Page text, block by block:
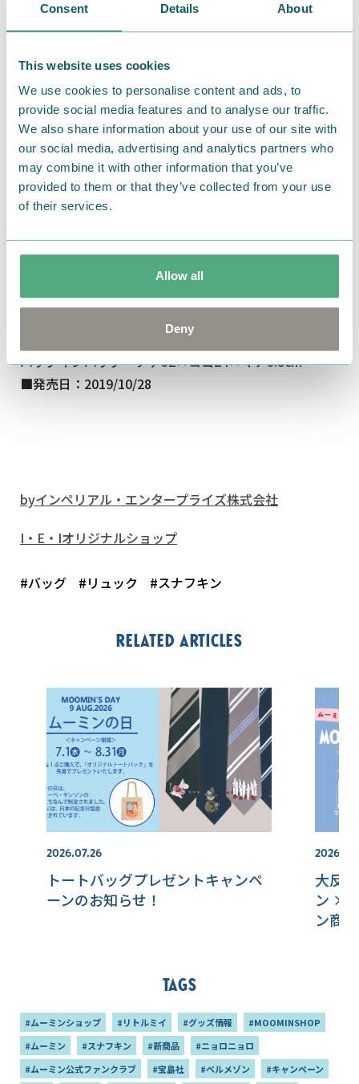
Consent Details About
This website uses cookies
We use cookies to personalise content and ads, to
provide social media features and to analyse our traffic.
We also share information about your use of our site with
our social media, advertising and analytics partners who
may combine it with other information that you’ve
provided to them or that they’ve collected from your use
of their services.
Allow all
Deny
■商品名：MOOMIN スナフキン 旅人のリュックサ
ック
■サイズ：バッグ タテ44×ヨコ29×マチ16cm
バッグインバッグ タテ32×ヨコ24×マチ9.5cm
■発売日：2019/10/28
byインペリアル・エンタープライズ株式会社
I・E・Iオリジナルショップ
#バッグ #リュック #スナフキン
Related articles
2026.07.26
トートバッグプレゼントキャンペ
ーンのお知らせ！
大反
ン ×
ン商
Tags
#ムーミンショップ #リトルミイ #グッズ情報
#MOOMINSHOP
#ムーミン
#スナフキン #新商品
#ニョロニョロ
#ムーミン公式ファンクラブ
#宝島社 #ベルメゾン
#キャンペーン